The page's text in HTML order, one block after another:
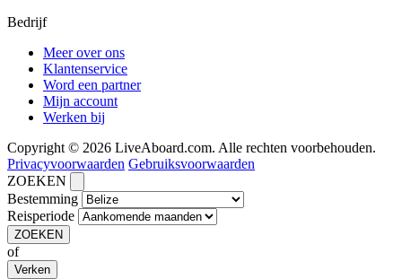
Bedrijf
Meer over ons
Klantenservice
Word een partner
Mijn account
Werken bij
Copyright © 2026 LiveAboard.com. Alle rechten voorbehouden.
Privacyvoorwaarden Gebruiksvoorwaarden
ZOEKEN
Bestemming
Reisperiode
ZOEKEN
of
Verken